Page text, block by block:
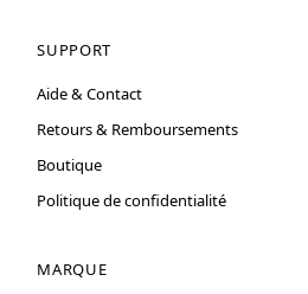
SUPPORT
Aide & Contact
Retours & Remboursements
Boutique
Politique de confidentialité
MARQUE